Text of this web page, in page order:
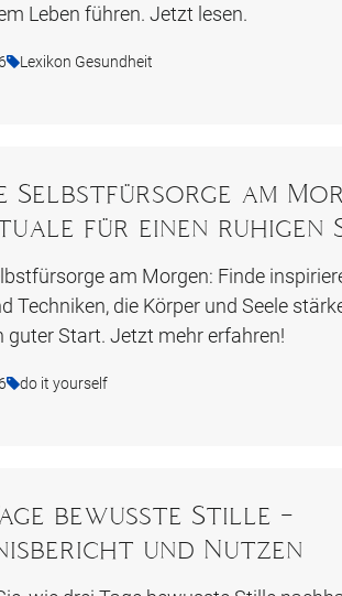
Leben führen. Jetzt lesen.
Lexikon Gesundheit
Selbstfürsorge am
für einen ruhigen
am Morgen: Finde
Techniken, die Körper und Seele
guter Start. Jetzt mehr erfahren!
do it yourself
bewusste Stille –
und Nutzen